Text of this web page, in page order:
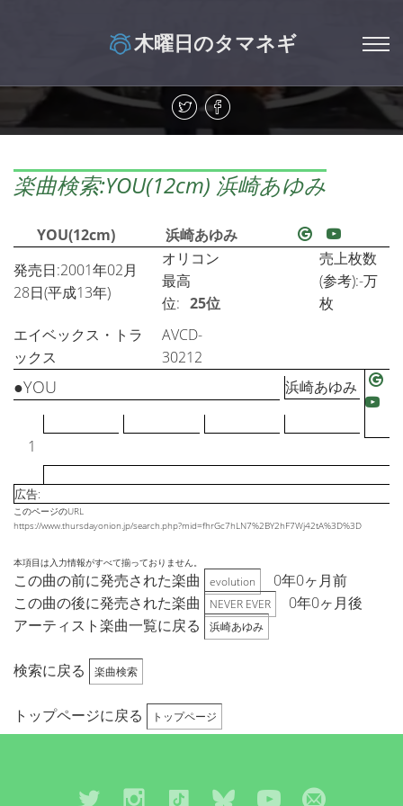
木曜日のタマネギ
楽曲検索:YOU(12cm) 浜崎あゆみ
YOU(12cm)
浜崎あゆみ
発売日:2001年02月
28日(平成13年)
オリコン
最高
位: 25位
売上枚数
(参考):-万
枚
エイベックス・トラ
ックス
AVCD-
30212
1
●YOU 浜崎あゆみ
広告:
このページのURL
https://www.thursdayonion.jp/search.php?mid=fhrGc7hLN7%2BY2hF7Wj42tA%3D%3D
本項目は入力情報がすべて揃っておりません。
この曲の前に発売された楽曲 evolution
0年0ヶ月前
この曲の後に発売された楽曲
NEVER EVER
0年0ヶ月後
アーティスト楽曲一覧に戻る
浜崎あゆみ
検索に戻る 楽曲検索
トップページに戻る トップページ